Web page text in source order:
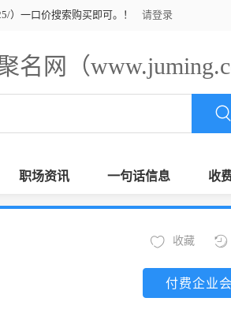
）一口价搜索购买即可。！ 请登录
名网（
职场资讯 一句话信息 收
收藏
付费企业